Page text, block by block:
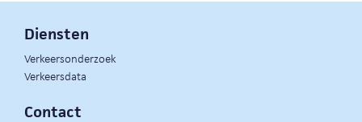
Diensten
Verkeersonderzoek
Verkeersdata
Contact